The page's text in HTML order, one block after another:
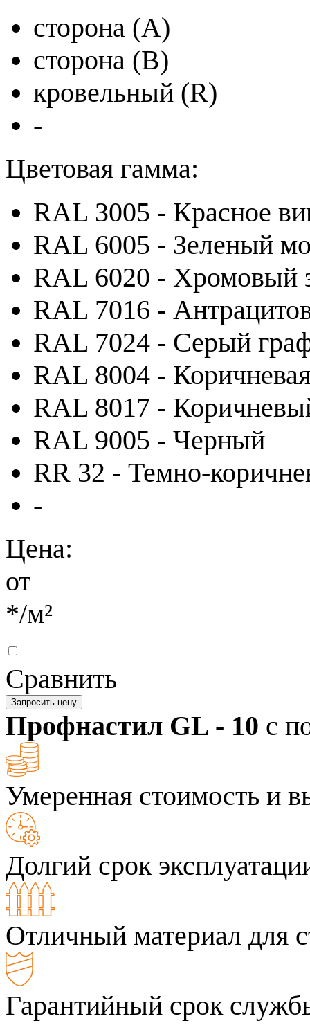
сторона (A)
сторона (B)
кровельный (R)
-
Цветовая гамма:
RAL 3005 - Красное
RAL 6005 - Зеленый
RAL 6020 - Хромовый
RAL 7016 -
RAL 7024 - Серый
RAL 8004 -
RAL 8017 -
RAL 9005 - Черный
RR 32 - Темно-
-
Цена:
от
*/м²
Сравнить
Запросить цену
Профнастил GL - 10 с
Умеренная стоимость и
Долгий срок
Отличный материал для
Гарантийный срок